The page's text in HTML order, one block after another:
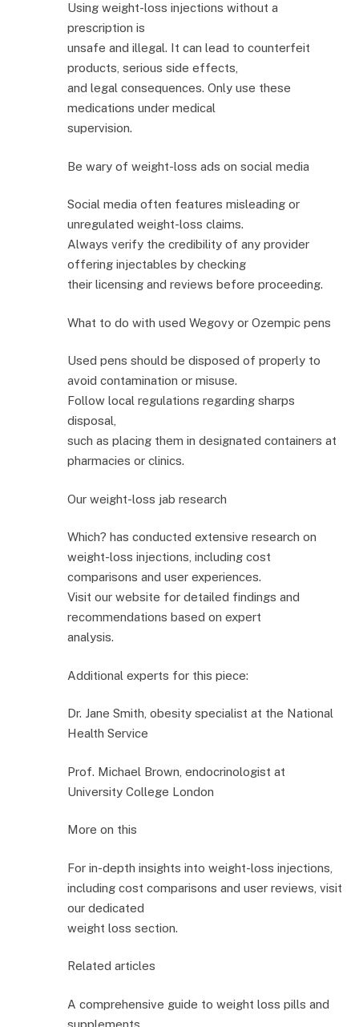
Using weight-loss injections without a
prescription is
unsafe and illegal. It can lead to counterfeit
products, serious side effects,
and legal consequences. Only use these
medications under medical
supervision.
Be wary of weight-loss ads on social media
Social media often features misleading or
unregulated weight-loss claims.
Always verify the credibility of any provider
offering injectables by checking
their licensing and reviews before proceeding.
What to do with used Wegovy or Ozempic pens
Used pens should be disposed of properly to
avoid contamination or misuse.
Follow local regulations regarding sharps
disposal,
such as placing them in designated containers at
pharmacies or clinics.
Our weight-loss jab research
Which? has conducted extensive research on
weight-loss injections, including cost
comparisons and user experiences.
Visit our website for detailed findings and
recommendations based on expert
analysis.
Additional experts for this piece:
Dr. Jane Smith, obesity specialist at the National
Health Service
Prof. Michael Brown, endocrinologist at
University College London
More on this
For in-depth insights into weight-loss injections,
including cost comparisons and user reviews, visit
our dedicated
weight loss section.
Related articles
A comprehensive guide to weight loss pills and
supplements